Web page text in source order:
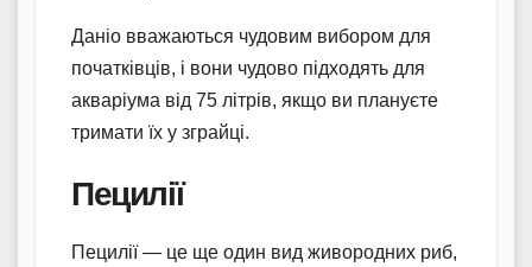
Даніо вважаються чудовим вибором для
початківців, і вони чудово підходять для
акваріума від 75 літрів, якщо ви плануєте
тримати їх у зграйці.
Пецилії
Пецилії — це ще один вид живородних риб,